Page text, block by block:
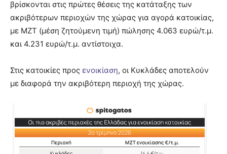
βρίσκονται στις πρώτες θέσεις της κατάταξης των
ακριβότερων περιοχών της χώρας για αγορά κατοικίας,
με ΜΖΤ (μέση ζητούμενη τιμή) πώλησης 4.063 ευρώ/τ.μ.
και 4.231 ευρώ/τ.μ. αντίστοιχα.
Στις κατοικίες προς ενοικίαση, οι Κυκλάδες αποτελούν
με διαφορά την ακριβότερη περιοχή της χώρας.